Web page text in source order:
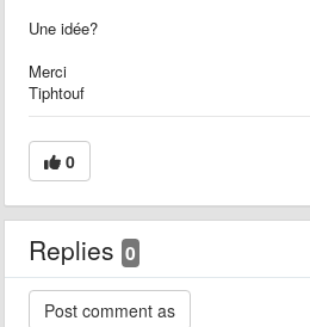
Une idée?
Merci
Tiphtouf
0
Replies 0